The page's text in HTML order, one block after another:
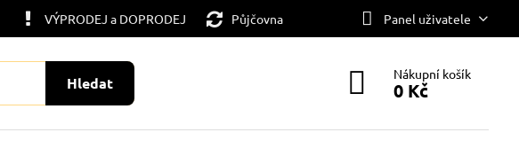
VÝPRODEJ a DOPRODEJ Půjčovna Panel uživatele
Hledat Nákupní košík
0 Kč